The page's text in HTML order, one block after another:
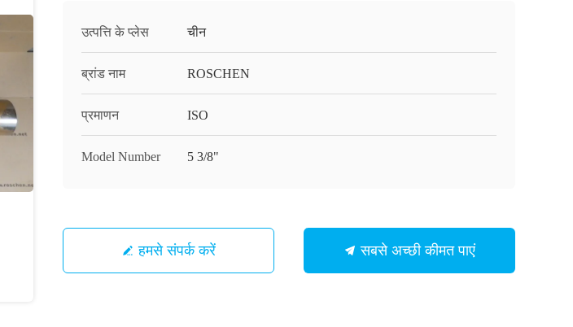
उत्पत्ति के प्लेस चीन
ब्रांड नाम ROSCHEN
प्रमाणन ISO
Model Number 5 3/8"
हमसे संपर्क करें सबसे अच्छी कीमत पाएं